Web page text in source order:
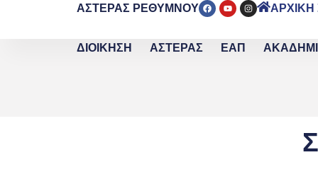
ΑΣΤΕΡΑΣ ΡΕΘΥΜΝΟΥ ΑΡΧΙΚΗ
ΔΙΟΙΚΗΣΗ ΑΣΤΕΡΑΣ ΕΑΠ